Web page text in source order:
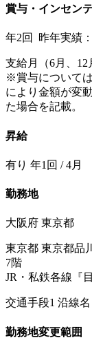
賞与・インセン
年2回 昨年実績
支給月（6月、12
※賞与について
により金額が変
た場合を記載。
昇給
有り 年1回 / 4月
勤務地
大阪府 東京都
東京都 東京都品
7階
JR・私鉄各線『
交通手段1 沿線
勤務地変更範囲